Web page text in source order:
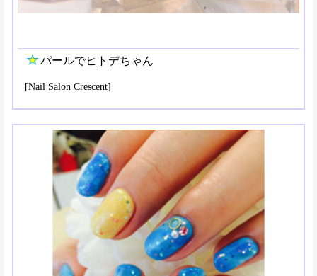
パールでヒトデちゃん
[Nail Salon Crescent]